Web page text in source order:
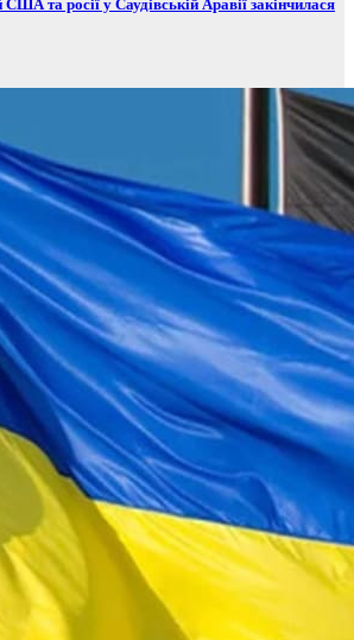
США та росії у Саудівській Аравії закінчилася